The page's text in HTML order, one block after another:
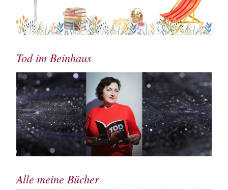
Tod im Beinhaus
Alle meine Bücher